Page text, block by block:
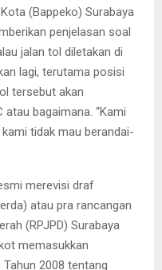
(Bappeko) Surabaya
penjelasan soal
jalan tol diletakan di
lagi, terutama posisi
tersebut akan
atau bagaimana. “Kami
tidak mau berandai-
merevisi draf
atau pra rancangan
(RPJPD) Surabaya
memasukkan
2008 tentang